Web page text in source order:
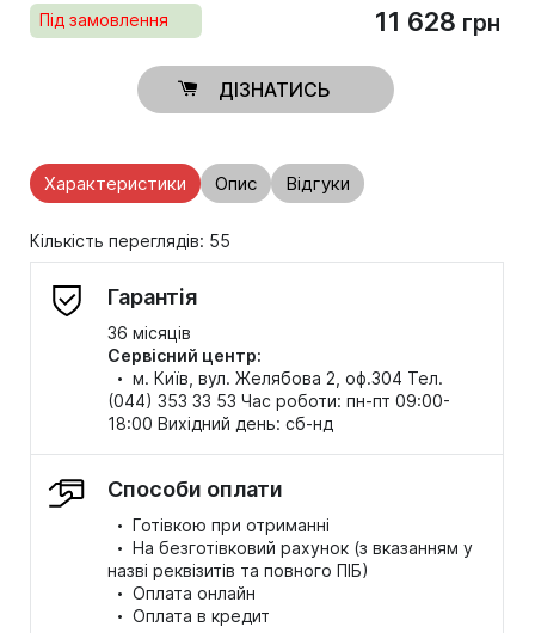
Під замовлення 11 628 грн
ДІЗНАТИСЬ
Характеристики Опис Відгуки
Кількість переглядів: 55
Гарантія
36 місяців
Сервісний центр:
· м. Київ, вул. Желябова 2, оф.304 Тел.
(044) 353 33 53 Час роботи: пн-пт 09:00-
18:00 Вихідний день: сб-нд
Способи оплати
· Готівкою при отриманні
· На безготівковий рахунок (з вказанням у
назві реквізитів та повного ПІБ)
· Оплата онлайн
· Оплата в кредит